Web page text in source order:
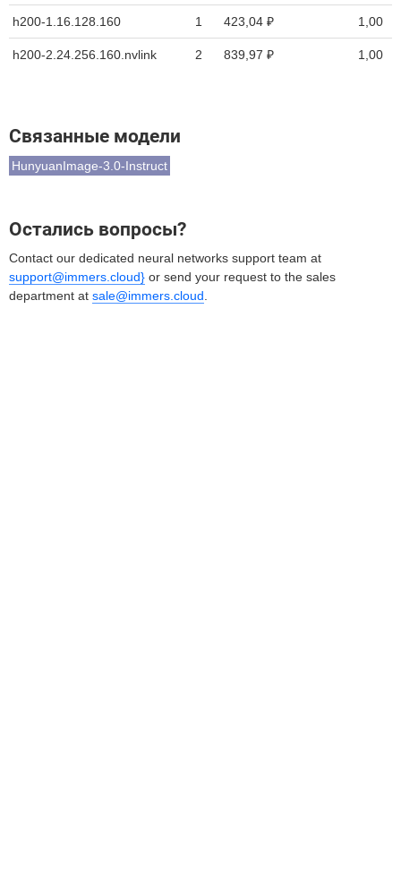
h200-1.16.128.160 1 423,04 ₽ 1,00
h200-2.24.256.160.nvlink 2 839,97 ₽ 1,00
Связанные модели
HunyuanImage-3.0-Instruct
Остались вопросы?
Contact our dedicated neural networks support team at
support@immers.cloud} or send your request to the sales
department at sale@immers.cloud